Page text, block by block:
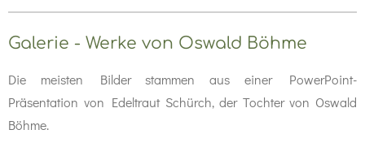
Galerie - Werke von Oswald Böhme
Die meisten Bilder stammen aus einer PowerPoint-
Präsentation von Edeltraut Schürch, der Tochter von Oswald
Böhme.